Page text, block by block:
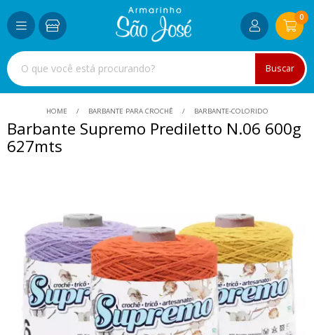
Buscar
0
HOME BARBANTE PARA CROCHÊ BARBANTE-COLORIDO
Barbante Supremo Prediletto N.06 600g
627mts